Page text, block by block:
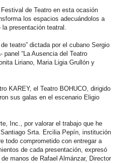
de Teatro en esta ocasión
los espacios adecuándolos a
presentación teatral.
teatro” dictada por el cubano Sergio
“La Ausencia del Teatro
Liriano, Maria Ligia Grullón y
KAREY, el Teatro BOHUCO, dirigido
sus galas en el escenario Eligio
Inc., por valorar el trabajo que he
Srta. Ercilia Pepín, institución
todo comprometido con entregar a
de cada presentación, expresó
manos de Rafael Almánzar, Director